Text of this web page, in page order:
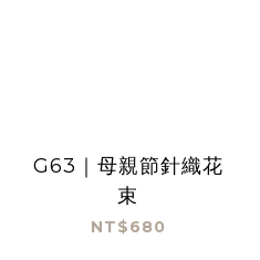
G63｜母親節針織花
束
NT$680